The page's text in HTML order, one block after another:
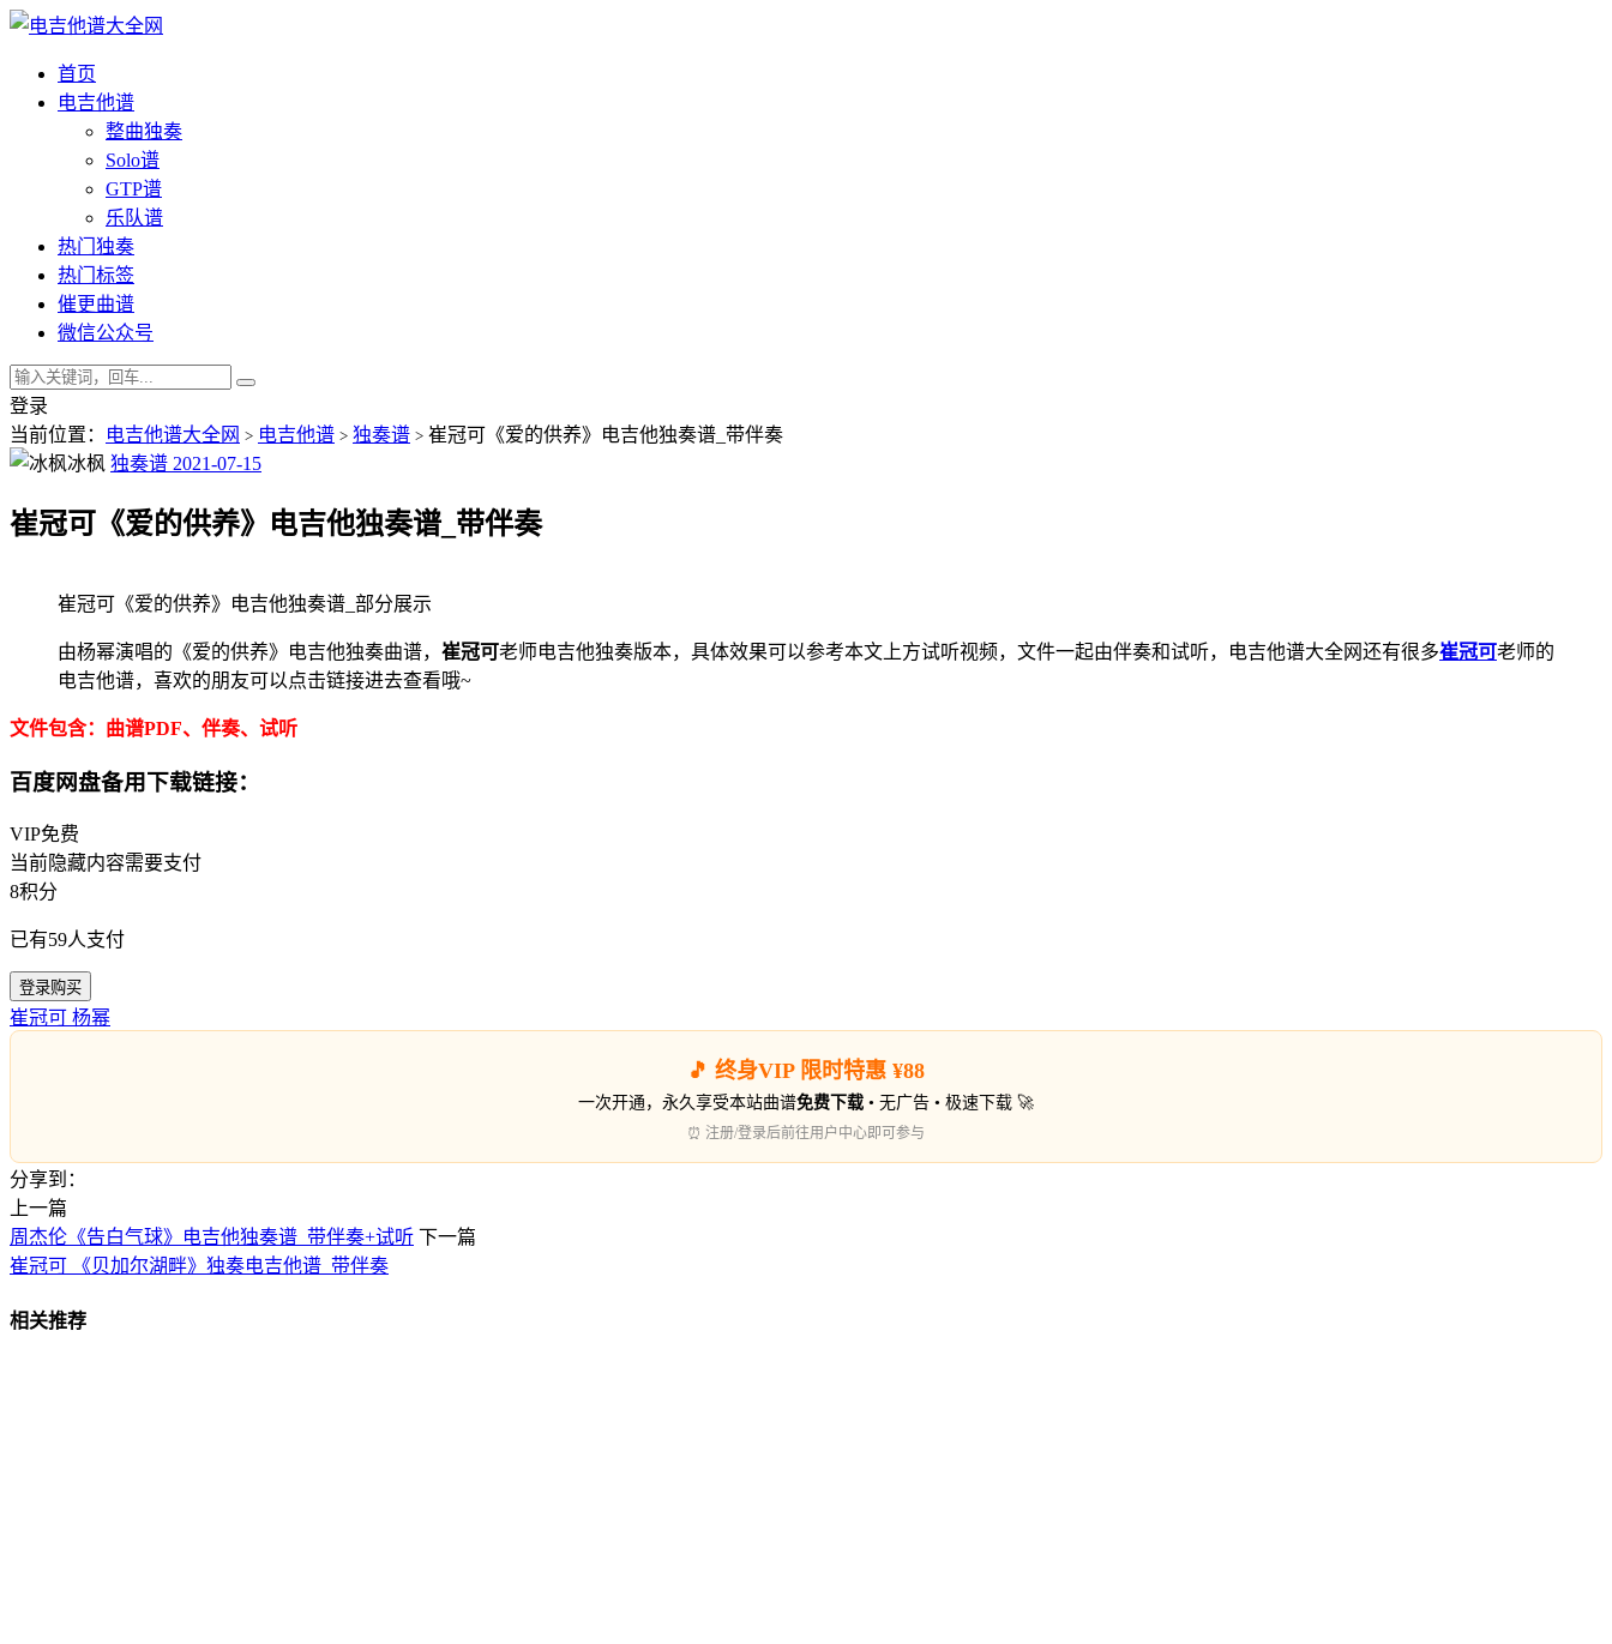
首页
电吉他谱
整曲独奏
Solo谱
GTP谱
乐队谱
热门独奏
热门标签
催更曲谱
微信公众号
登录
当前位置：
电吉他谱大全网 > 电吉他谱 > 独奏谱 > 崔冠可《爱的供养》电吉他独奏谱_带伴奏
冰枫 独奏谱 2021-07-15
崔冠可《爱的供养》电吉他独奏谱_带伴奏
崔冠可《爱的供养》电吉他独奏谱_部分展示
由杨幂演唱的《爱的供养》电吉他独奏曲谱， 崔冠可老师电吉他独奏版本，具体效果可以参考本文上方试听视频，文件一起由伴奏和试听，电吉他谱大全网还有很多崔冠可老师的
电吉他谱，喜欢的朋友可以点击链接进去查看哦~
文件包含：曲谱PDF、伴奏、试听
百度网盘备用下载链接：
VIP免费
当前隐藏内容需要支付
8积分
已有59人支付
登录购买
崔冠可 杨幂
🎵 终身VIP 限时特惠 ¥88
一次开通，永久享受本站曲谱免费下载 • 无广告 • 极速下载 🚀
⏰ 注册/登录后前往用户中心即可参与
分享到：
上一篇
周杰伦《告白气球》电吉他独奏谱_带伴奏+试听 下一篇
崔冠可 《贝加尔湖畔》独奏电吉他谱_带伴奏
相关推荐